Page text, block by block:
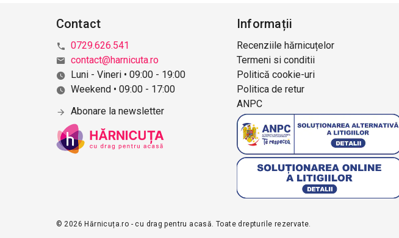
Contact
0729.626.541
contact@harnicuta.ro
Luni - Vineri • 09:00 - 19:00
Weekend • 09:00 - 17:00
Abonare la newsletter
Informații
Recenziile hărnicuțelor
Termeni si conditii
Politică cookie-uri
Politica de retur
ANPC
© 2026 Hărnicuța.ro - cu drag pentru acasă. Toate drepturile rezervate.